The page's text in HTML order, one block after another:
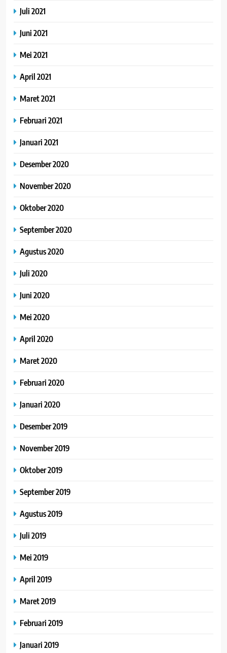
Juli 2021
Juni 2021
Mei 2021
April 2021
Maret 2021
Februari 2021
Januari 2021
Desember 2020
November 2020
Oktober 2020
September 2020
Agustus 2020
Juli 2020
Juni 2020
Mei 2020
April 2020
Maret 2020
Februari 2020
Januari 2020
Desember 2019
November 2019
Oktober 2019
September 2019
Agustus 2019
Juli 2019
Mei 2019
April 2019
Maret 2019
Februari 2019
Januari 2019